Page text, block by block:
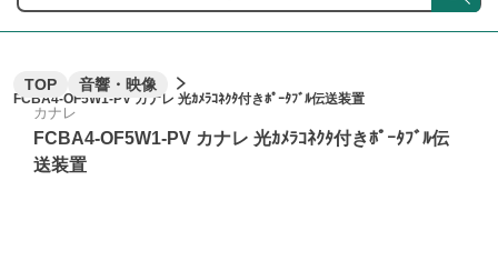
TOP 音響・映像
FCBA4-OF5W1-PV カナレ 光ｶﾒﾗｺﾈｸﾀ付きﾎﾟｰﾀﾌﾞﾙ伝送装置
カナレ
FCBA4-OF5W1-PV カナレ 光ｶﾒﾗｺﾈｸﾀ付きﾎﾟｰﾀﾌﾞﾙ伝
送装置